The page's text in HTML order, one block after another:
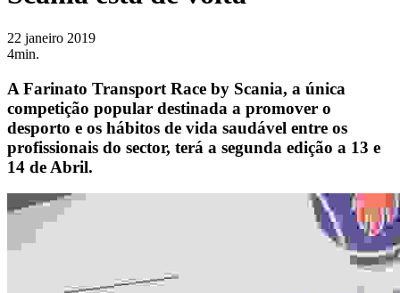
22 janeiro 2019
4min.
A Farinato Transport Race by Scania, a única
competição popular destinada a promover o
desporto e os hábitos de vida saudável entre os
profissionais do sector, terá a segunda edição a 13 e
14 de Abril.